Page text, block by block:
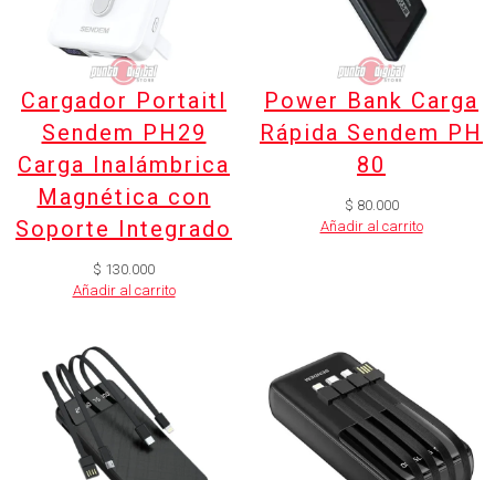
Cargador Portaitl
Sendem PH29
Carga Inalámbrica
Magnética con
Soporte Integrado
$ 130.000
Añadir al carrito
Power Bank Carga
Rápida Sendem PH
80
$ 80.000
Añadir al carrito